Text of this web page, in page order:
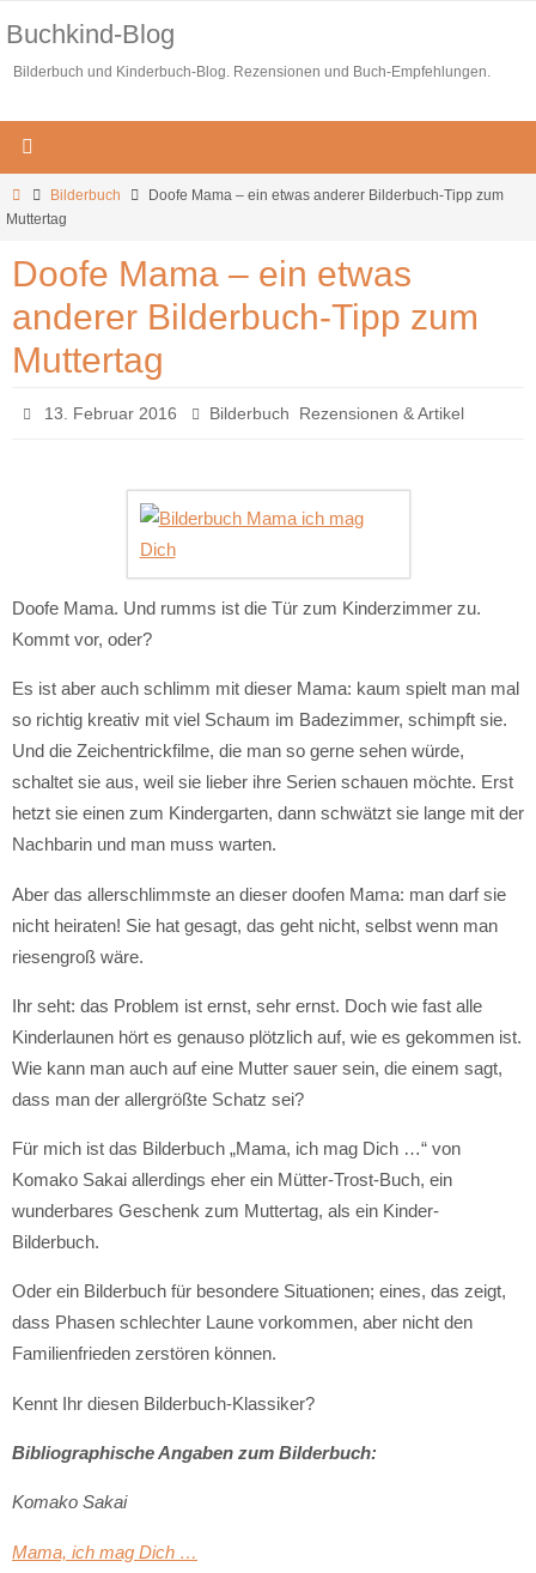
Inhalt
springen
Buchkind-Blog
Bilderbuch und Kinderbuch-Blog. Rezensionen und Buch-Empfehlungen.
StartBilderbuch
Doofe Mama – ein etwas anderer Bilderbuch-Tipp zum
Muttertag
Doofe Mama – ein etwas
anderer Bilderbuch-Tipp zum
Muttertag
13. Februar 2016 Bilderbuch Rezensionen & Artikel
Doofe Mama. Und rumms ist die Tür zum Kinderzimmer zu.
Kommt vor, oder?
Es ist aber auch schlimm mit dieser Mama: kaum spielt man mal
so richtig kreativ mit viel Schaum im Badezimmer, schimpft sie.
Und die Zeichentrickfilme, die man so gerne sehen würde,
schaltet sie aus, weil sie lieber ihre Serien schauen möchte. Erst
hetzt sie einen zum Kindergarten, dann schwätzt sie lange mit der
Nachbarin und man muss warten.
Aber das allerschlimmste an dieser doofen Mama: man darf sie
nicht heiraten! Sie hat gesagt, das geht nicht, selbst wenn man
riesengroß wäre.
Ihr seht: das Problem ist ernst, sehr ernst. Doch wie fast alle
Kinderlaunen hört es genauso plötzlich auf, wie es gekommen ist.
Wie kann man auch auf eine Mutter sauer sein, die einem sagt,
dass man der allergrößte Schatz sei?
Für mich ist das Bilderbuch „Mama, ich mag Dich …“ von
Komako Sakai allerdings eher ein Mütter-Trost-Buch, ein
wunderbares Geschenk zum Muttertag, als ein Kinder-
Bilderbuch.
Oder ein Bilderbuch für besondere Situationen; eines, das zeigt,
dass Phasen schlechter Laune vorkommen, aber nicht den
Familienfrieden zerstören können.
Kennt Ihr diesen Bilderbuch-Klassiker?
Bibliographische Angaben zum Bilderbuch:
Komako Sakai
Mama, ich mag Dich …